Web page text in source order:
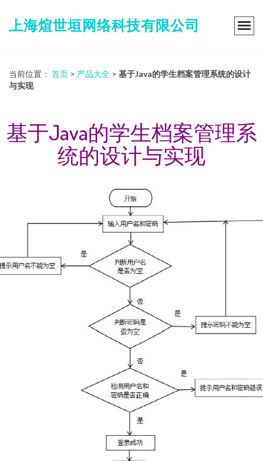
上海煊世垣网络科技有限公司
当前位置： 首页 > 产品大全 > 基于Java的学生档案管理系统的设计
与实现
基于Java的学生档案管理系
统的设计与实现